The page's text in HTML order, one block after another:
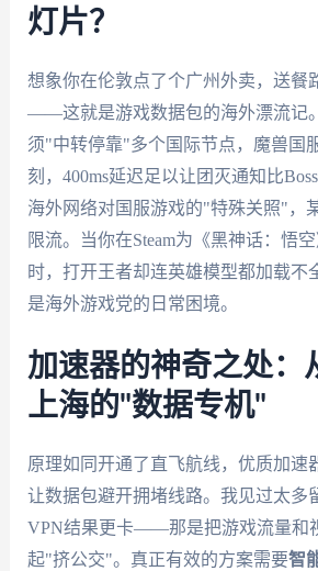
灯片？
想象你在伦敦点了个广州外卖，送餐
——这就是游戏数据包的海外漂流记
须"中转停靠"多个国际节点，魔兽国
刻，400ms延迟足以让团灭通知比
海外网络对国服游戏的"特殊关照"，
限流。当你在Steam为《黑神话：悟
时，打开王者却连英雄模型都加载不
是海外游戏党的日常困境。
加速器的神奇之处：
上海的"数据专机"
原理如同开通了直飞航线，优质加速
让数据包避开拥堵线路。我见过太多
VPN结果更卡——那是把游戏流量和
起"挤公交"。真正有效的方案需要智